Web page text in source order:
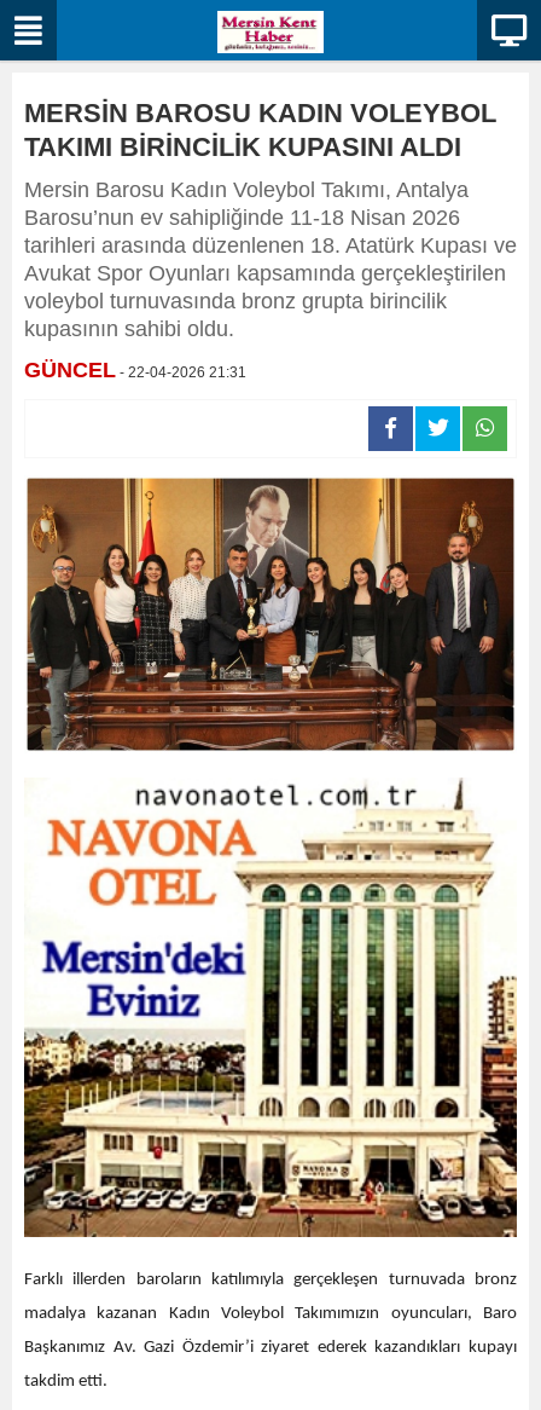
MERSİN BAROSU KADIN VOLEYBOL
TAKIMI BİRİNCİLİK KUPASINI ALDI
Mersin Barosu Kadın Voleybol Takımı, Antalya
Barosu’nun ev sahipliğinde 11-18 Nisan 2026
tarihleri arasında düzenlenen 18. Atatürk Kupası ve
Avukat Spor Oyunları kapsamında gerçekleştirilen
voleybol turnuvasında bronz grupta birincilik
kupasının sahibi oldu.
GÜNCEL - 22-04-2026 21:31
Farklı illerden baroların katılımıyla gerçekleşen turnuvada bronz
madalya kazanan Kadın Voleybol Takımımızın oyuncuları, Baro
Başkanımız Av. Gazi Özdemir’i ziyaret ederek kazandıkları kupayı
takdim etti.